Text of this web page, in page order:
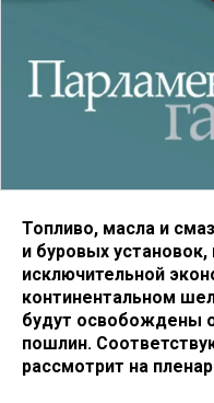
Топливо, масла и
и буровых
исключительной
континентальном
будут освобождены
пошлин.
рассмотрит на